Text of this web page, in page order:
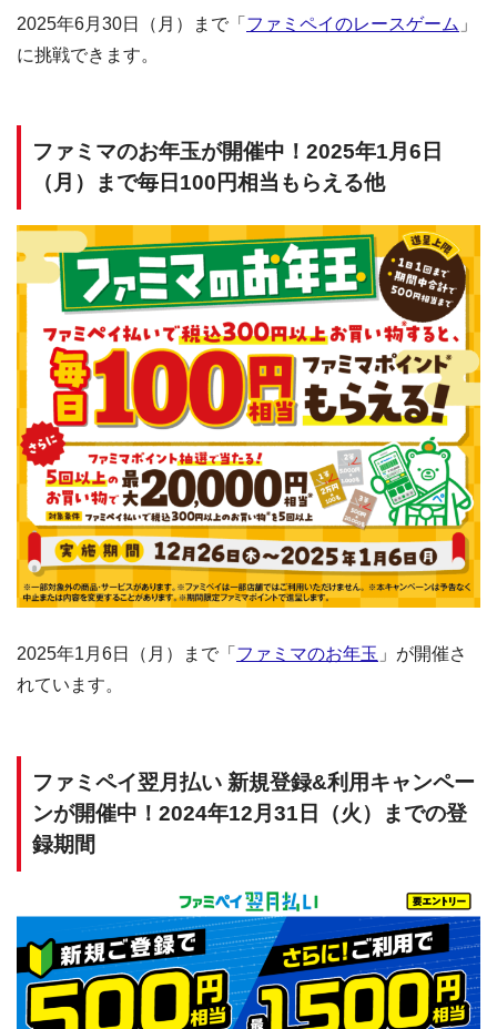
2025年6月30日（月）まで「 ファミペイのレースゲーム 」
に挑戦できます。
ファミマのお年玉が開催中！2025年1月6日
（月）まで毎日100円相当もらえる他
2025年1月6日（月）まで「 ファミマのお年玉 」が開催さ
れています。
ファミペイ翌月払い 新規登録&利用キャンペー
ンが開催中！2024年12月31日（火）までの登
録期間